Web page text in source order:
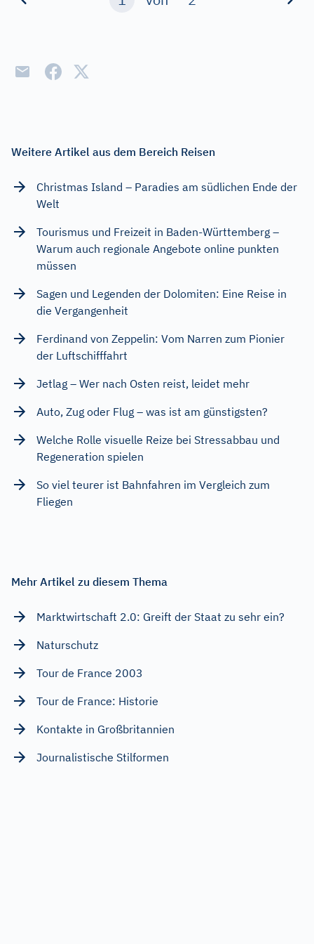
Weitere Artikel aus dem Bereich Reisen
Christmas Island – Paradies am südlichen Ende der
Welt
Tourismus und Freizeit in Baden-Württemberg –
Warum auch regionale Angebote online punkten
müssen
Sagen und Legenden der Dolomiten: Eine Reise in
die Vergangenheit
Ferdinand von Zeppelin: Vom Narren zum Pionier
der Luftschifffahrt
Jetlag – Wer nach Osten reist, leidet mehr
Auto, Zug oder Flug – was ist am günstigsten?
Welche Rolle visuelle Reize bei Stressabbau und
Regeneration spielen
So viel teurer ist Bahnfahren im Vergleich zum
Fliegen
Mehr Artikel zu diesem Thema
Marktwirtschaft 2.0: Greift der Staat zu sehr ein?
Naturschutz
Tour de France 2003
Tour de France: Historie
Kontakte in Großbritannien
Journalistische Stilformen